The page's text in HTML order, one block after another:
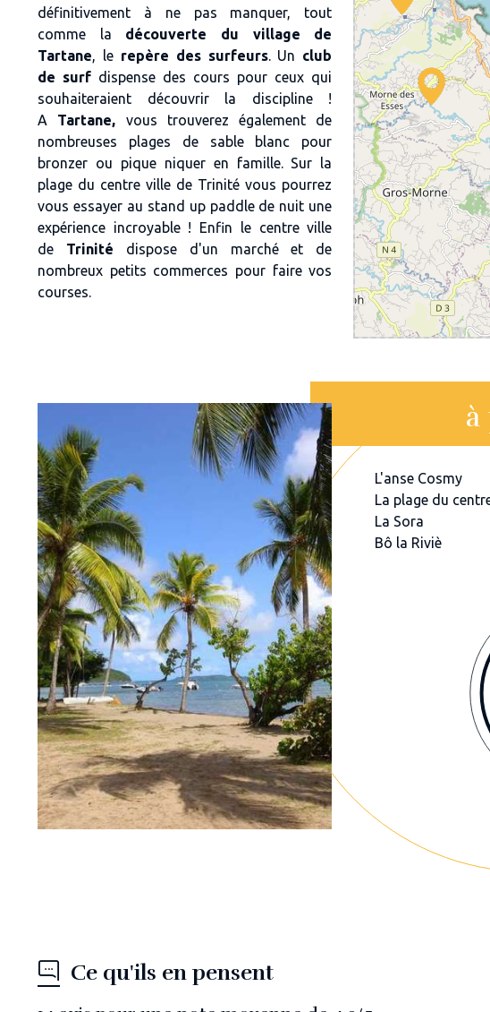
définitivement à ne pas manquer, tout
comme la découverte du village de
Tartane , le repère des surfeurs. Un club
de surf dispense des cours pour ceux qui
souhaiteraient découvrir la discipline !
A Tartane, vous trouverez également de
nombreuses plages de sable blanc pour
bronzer ou pique niquer en famille. Sur la
plage du centre ville de Trinité vous pourrez
vous essayer au stand up paddle de nuit une
expérience incroyable ! Enfin le centre ville
de Trinité dispose d'un marché et de
nombreux petits commerces pour faire vos
courses.
L'anse Cosmy
La plage du
La Sora
Bô la Riviè
Ce qu'ils en pensent